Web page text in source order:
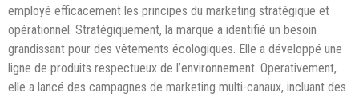
employé efficacement les principes du marketing stratégique et
opérationnel. Stratégiquement, la marque a identifié un besoin
grandissant pour des vêtements écologiques. Elle a développé une
ligne de produits respectueux de l’environnement. Operativement,
elle a lancé des campagnes de marketing multi-canaux, incluant des